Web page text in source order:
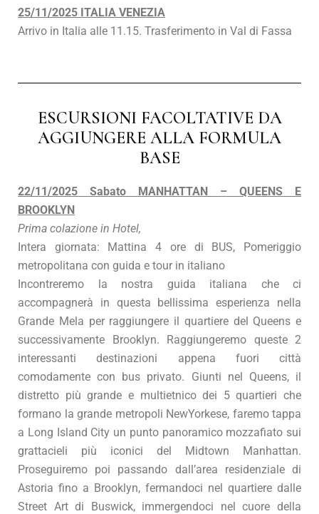
25/11/2025 ITALIA VENEZIA
Arrivo in Italia alle 11.15. Trasferimento in Val di Fassa
ESCURSIONI FACOLTATIVE DA
AGGIUNGERE ALLA FORMULA
BASE
22/11/2025 Sabato MANHATTAN – QUEENS E
BROOKLYN
Prima colazione in Hotel,
Intera giornata: Mattina 4 ore di BUS, Pomeriggio
metropolitana con guida e tour in italiano
Incontreremo la nostra guida italiana che ci
accompagnerà in questa bellissima esperienza nella
Grande Mela per raggiungere il quartiere del Queens e
successivamente Brooklyn. Raggiungeremo queste 2
interessanti destinazioni appena fuori città
comodamente con bus privato. Giunti nel Queens, il
distretto più grande e multietnico dei 5 quartieri che
formano la grande metropoli NewYorkese, faremo tappa
a Long Island City un punto panoramico mozzafiato sui
grattacieli più iconici del Midtown Manhattan.
Proseguiremo poi passando dall’area residenziale di
Astoria fino a Brooklyn, fermandoci nel quartiere dalle
Street Art di Buswick, immergendoci nel cuore della